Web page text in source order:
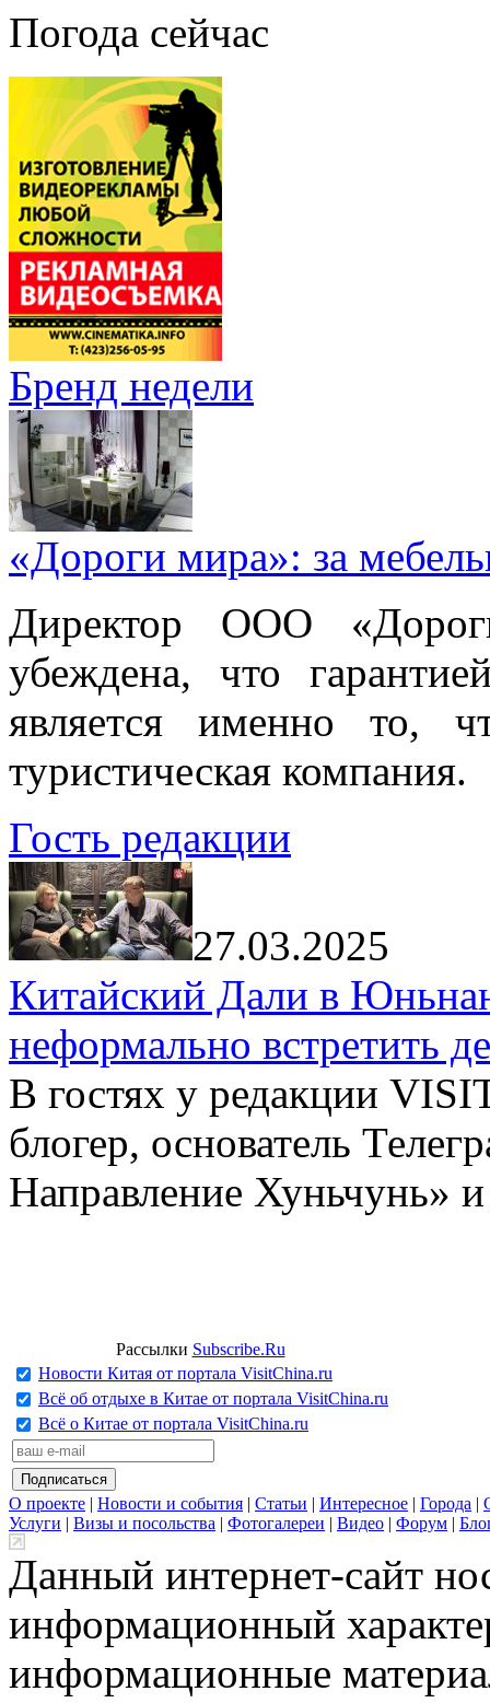
Погода сейчас
Бренд недели
«Дороги мира»: за
Директор ООО
убеждена, что
является именно то,
туристическая компания.
Гость редакции
27.03.2025
Китайский Дали в
неформально встретить
В гостях у редакции
блогер, основатель
Направление Хуньчунь»
Рассылки Subscribe.Ru
Новости Китая от портала VisitChina.ru
Всё об отдыхе в Китае от портала VisitChina.ru
Всё о Китае от портала VisitChina.ru
О проекте | Новости и события | Статьи | Интересное | Города |
Услуги | Визы и посольства | Фотогалереи | Видео | Форум |
Данный интернет-сайт
информационный
информационные